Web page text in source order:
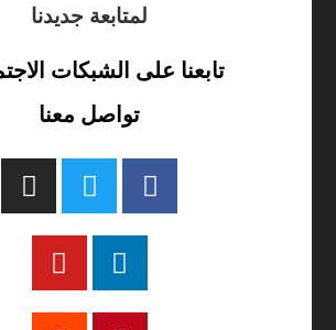
لمتابعة جديدنا
تابعنا على الشبكات
تواصل معنا